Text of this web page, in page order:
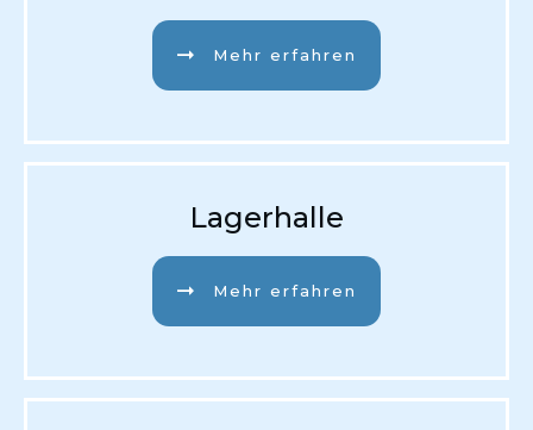
Mehr erfahren
Lagerhalle
Mehr erfahren